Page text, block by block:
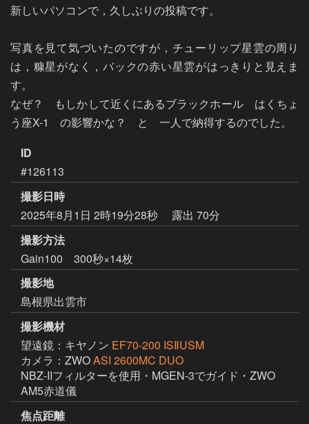
新しいパソコンで，久しぶりの投稿です。
写真を見て気づいたのですが，チューリップ星雲の周り
は，糠星がなく，バックの赤い星雲がはっきりと見えま
す。
なぜ？　もしかして近くにあるブラックホール　はくちょ
う座X-1　の影響かな？　と　一人で納得するのでした。
ID
#126113
撮影日時
2025年8月1日 2時19分28秒
露出 70分
撮影方法
Gain100 300秒×14枚
撮影地
島根県出雲市
撮影機材
望遠鏡：キヤノン EF70-200 ISⅡUSM
カメラ：ZWOASI 2600MC DUO
NBZ-IIフィルターを使用・MGEN-3でガイド・ZWO
焦点距離